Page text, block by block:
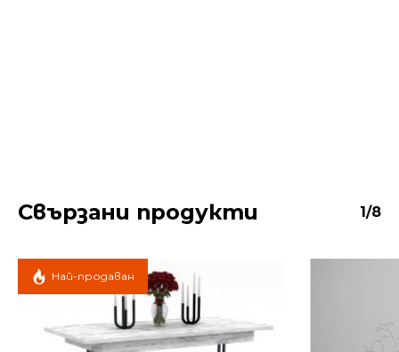
Свързани продукти 1/8
Най-продаван